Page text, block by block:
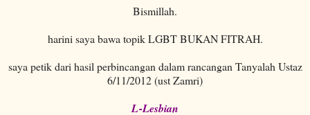
Bismillah.
harini saya bawa topik LGBT BUKAN FITRAH.
saya petik dari hasil perbincangan dalam rancangan Tanyalah Ustaz
6/11/2012 (ust Zamri)
L-Lesbian